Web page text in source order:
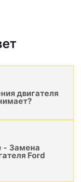
двигателя
- Замена
Ford